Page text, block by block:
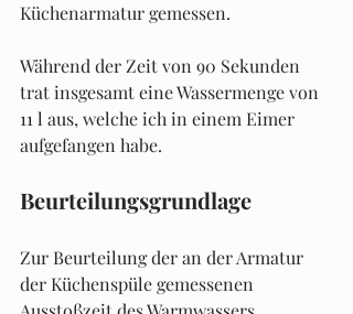
Küchenarmatur gemessen.
Während der Zeit von 90 Sekunden
trat insgesamt eine Wassermenge von
11 l aus, welche ich in einem Eimer
aufgefangen habe.
Beurteilungsgrundlage
Zur Beurteilung der an der Armatur
der Küchenspüle gemessenen